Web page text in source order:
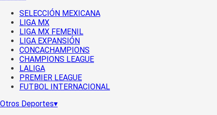
SELECCIÓN MEXICANA
LIGA MX
LIGA MX FEMENIL
LIGA EXPANSIÓN
CONCACHAMPIONS
CHAMPIONS LEAGUE
LALIGA
PREMIER LEAGUE
FUTBOL INTERNACIONAL
Otros Deportes▾